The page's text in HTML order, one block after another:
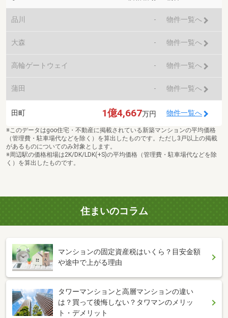
品川 - 物件一覧へ
大森 - 物件一覧へ
高輪ゲートウェイ - 物件一覧へ
蒲田 - 物件一覧へ
田町 1億4,667万円 物件一覧へ
※このデータはgoo住宅・不動産に掲載されている新築マンションの平均価格
（管理費・駐車場代などを除く）を算出したものです。ただし3戸以上の掲載
があるものについてのみ対象とします。
※周辺駅の価格相場は2K/DK/LDK(+S)の平均価格（管理費・駐車場代などを除
く）を算出したものです。
住まいのコラム
マンションの固定資産税はいくら？目安金額
や途中で上がる理由
タワーマンションと高層マンションの違い
は？買って後悔しない？タワマンのメリッ
ト・デメリット